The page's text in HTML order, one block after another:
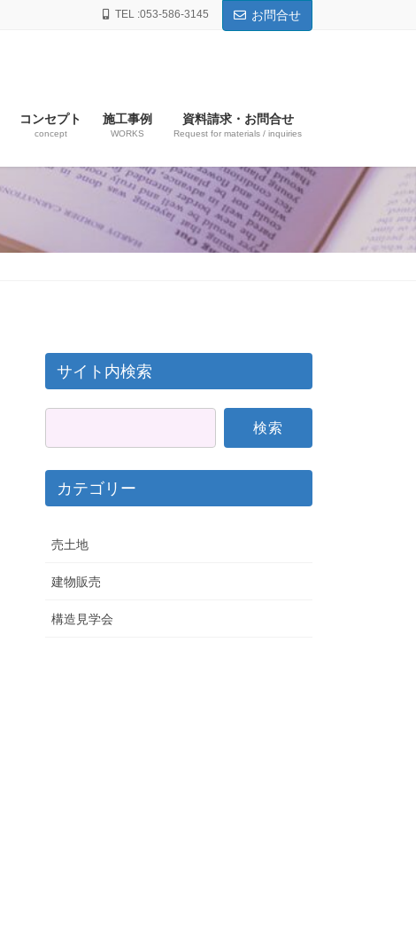
TEL :053-586-3145 お問合せ
コンセプト
concept
施工事例
WORKS
資料請求・お問合せ
Request for materials / inquiries
サイト内検索
カテゴリー
売土地
建物販売
構造見学会